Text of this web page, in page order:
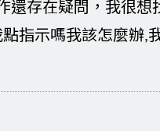
還存在疑問，我很想
指示嗎我該怎麼辦,